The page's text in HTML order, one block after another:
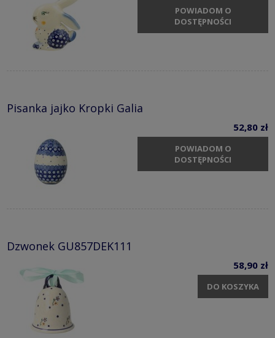
POWIADOM O
DOSTĘPNOŚCI
Pisanka jajko Kropki Galia
52,80 zł
POWIADOM O
DOSTĘPNOŚCI
Dzwonek GU857DEK111
58,90 zł
DO KOSZYKA